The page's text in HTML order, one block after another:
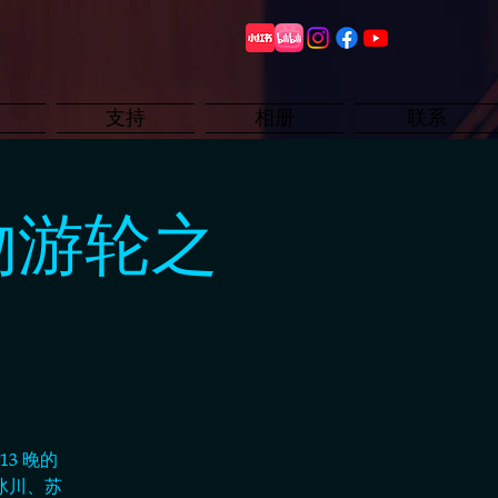
支持 相册 联系
轮之
晚的
川、苏